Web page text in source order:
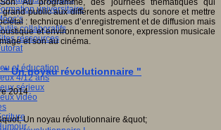
universitaire
collaboratifs
ressources
et éducation
4/12 ans
sérieux
vidéo
Au programme, des journées thématiques qui
public aux différents aspects du sonore et mettre
: techniques d’enregistrement et de diffusion mais
et environnement sonore, expression musicale
et son au cinéma.
" Un noyau révolutionnaire "
2014